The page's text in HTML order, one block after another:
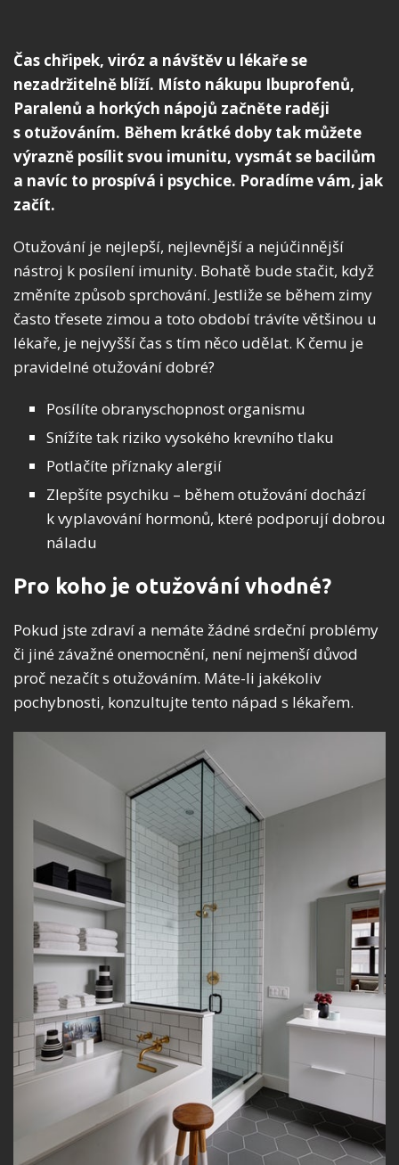
Čas chřipek, viróz a návštěv u lékaře se
nezadržitelně blíží. Místo nákupu Ibuprofenů,
Paralenů a horkých nápojů začněte raději
s otužováním. Během krátké doby tak můžete
výrazně posílit svou imunitu, vysmát se bacilům
a navíc to prospívá i psychice. Poradíme vám, jak
začít.
Otužování je nejlepší, nejlevnější a nejúčinnější
nástroj k posílení imunity. Bohatě bude stačit, když
změníte způsob sprchování. Jestliže se během zimy
často třesete zimou a toto období trávíte většinou u
lékaře, je nejvyšší čas s tím něco udělat. K čemu je
pravidelné otužování dobré?
Posílíte obranyschopnost organismu
Snížíte tak riziko vysokého krevního tlaku
Potlačíte příznaky alergií
Zlepšíte psychiku – během otužování dochází
k vyplavování hormonů, které podporují dobrou
náladu
Pro koho je otužování vhodné?
Pokud jste zdraví a nemáte žádné srdeční problémy
či jiné závažné onemocnění, není nejmenší důvod
proč nezačít s otužováním. Máte-li jakékoliv
pochybnosti, konzultujte tento nápad s lékařem.